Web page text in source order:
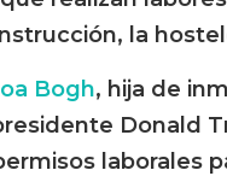
la
Bogh, hija de
Donald
laborales